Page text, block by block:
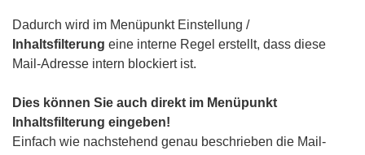
Dadurch wird im Menüpunkt Einstellung /
Inhaltsfilterung eine interne Regel erstellt, dass diese
Mail-Adresse intern blockiert ist.
Dies können Sie auch direkt im Menüpunkt
Inhaltsfilterung eingeben!
Einfach wie nachstehend genau beschrieben die Mail-